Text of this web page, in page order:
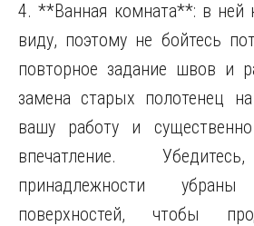
4. **Ванная комната**: в ней
виду, поэтому не бойтесь
повторное задание швов и
замена старых полотенец
вашу работу и
впечатление.
принадлежности
поверхностей, чтобы